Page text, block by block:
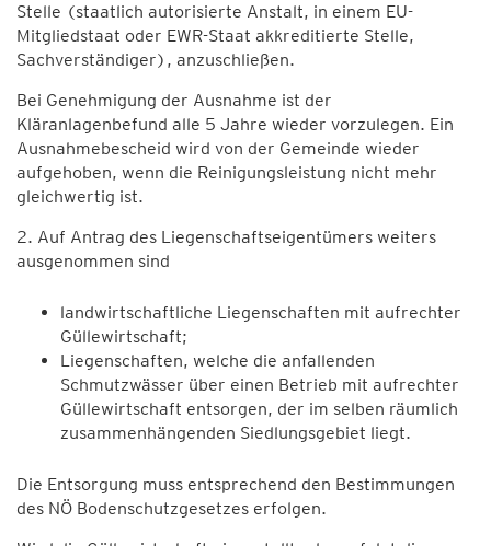
Stelle (staatlich autorisierte Anstalt, in einem EU-
Mitgliedstaat oder EWR-Staat akkreditierte Stelle,
Sachverständiger), anzuschließen.
Bei Genehmigung der Ausnahme ist der
Kläranlagenbefund alle 5 Jahre wieder vorzulegen. Ein
Ausnahmebescheid wird von der Gemeinde wieder
aufgehoben, wenn die Reinigungsleistung nicht mehr
gleichwertig ist.
2. Auf Antrag des Liegenschaftseigentümers weiters
ausgenommen sind
landwirtschaftliche Liegenschaften mit aufrechter
Güllewirtschaft;
Liegenschaften, welche die anfallenden
Schmutzwässer über einen Betrieb mit aufrechter
Güllewirtschaft entsorgen, der im selben räumlich
zusammenhängenden Siedlungsgebiet liegt.
Die Entsorgung muss entsprechend den Bestimmungen
des NÖ Bodenschutzgesetzes erfolgen.